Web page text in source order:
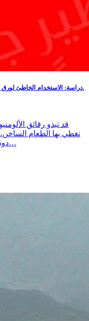
دراسة: الاستخدام الخاطئ لورق الألومنيوم قد يضر الكلى والعظام والجهاز العصبي.
قد تبدو رقائق
نغطي بها الطعام
دون تفكير طويل. لكن ما لا يدركه الكثيرون…